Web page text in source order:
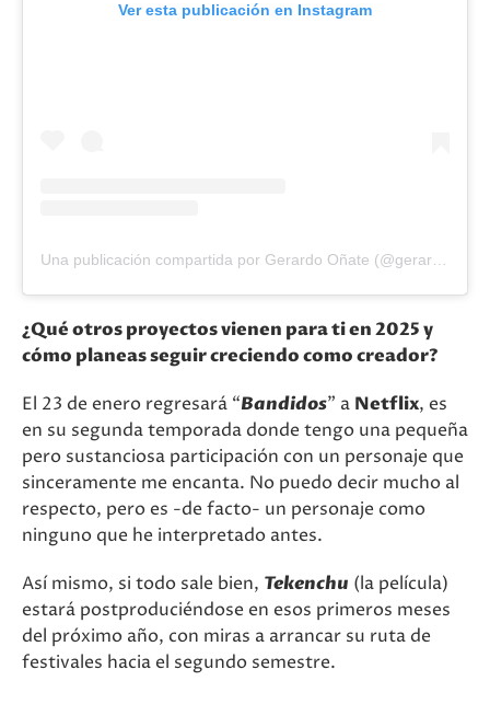
Ver esta publicación en Instagram
Una publicación compartida por Gerardo Oñate (@gerardoonateofficial)
¿Qué otros proyectos vienen para ti en 2025 y
cómo planeas seguir creciendo como creador?
El 23 de enero regresará “Bandidos” a Netflix, es
en su segunda temporada donde tengo una pequeña
pero sustanciosa participación con un personaje que
sinceramente me encanta. No puedo decir mucho al
respecto, pero es -de facto- un personaje como
ninguno que he interpretado antes.
Así mismo, si todo sale bien, Tekenchu (la película)
estará postproduciéndose en esos primeros meses
del próximo año, con miras a arrancar su ruta de
festivales hacia el segundo semestre.